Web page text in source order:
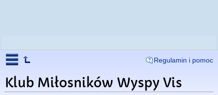
Regulamin i pomoc
Klub Miłosników Wyspy Vis